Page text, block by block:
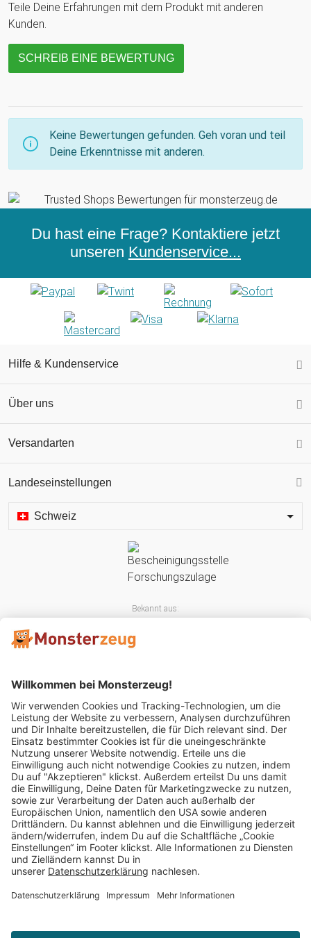
Teile Deine Erfahrungen mit dem Produkt mit anderen
Kunden.
SCHREIB EINE BEWERTUNG
Keine Bewertungen gefunden. Geh voran und teil
Deine Erkenntnisse mit anderen.
Du hast eine Frage? Kontaktiere jetzt
unseren Kundenservice...
Hilfe & Kundenservice
Über uns
Versandarten
Landeseinstellungen
Schweiz
Bekannt aus:
Mitglied im:
Impressum AGB Widerrufsbelehrung